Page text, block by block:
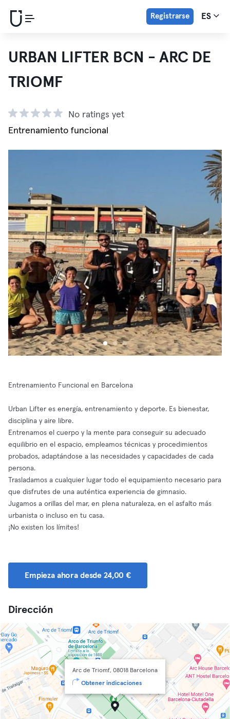
Registrarse ES
URBAN LIFTER BCN - ARC DE
TRIOMF
No ratings yet
Entrenamiento funcional
Entrenamiento Funcional en Barcelona
Urban Lifter es energía, entrenamiento y deporte. Es bienestar,
disciplina y aire libre.
Entrenamos el cuerpo y la mente para conseguir su adecuado
equilibrio en el espacio, empleamos técnicas y procedimientos
probados, adaptándose a las necesidades y capacidades de cada
persona.
Trasladamos a cualquier lugar todo el equipamiento necesario para
que disfrutes de una auténtica experiencia de gimnasio.
Jugamos a orillas del mar, en plena naturaleza, en el asfalto más
urbanista o incluso en tu casa.
¡No existen los límites!
Empieza ahora desde 24,00 €
Dirección
Arc de Triomf, 08018 Barcelona
Obtener indicaciones